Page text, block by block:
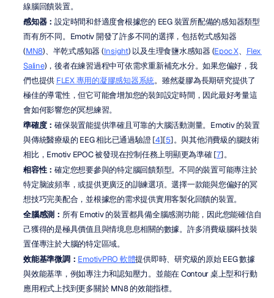
線腦回饋裝置。
感知器： 設定時間和舒適度會根據您的 EEG 裝置所配備的感知器類型
而有所不同。Emotiv 開發了許多不同的選擇，包括乾式感知器
(MN8)、半乾式感知器 (Insight) 以及生理食鹽水感知器 (Epoc X、 Flex
Saline)，後者在練習過程中可依需求重新補充水分。如果您偏好，我
們也提供 FLEX 專用的凝膠感知器系統。雖然凝膠為長期研究提供了
極佳的導電性，但它可能會增加您的裝卸設定時間，因此最好考量這
會如何影響您的冥想練習。
準確度： 確保裝置能提供準確且可靠的大腦活動測量。Emotiv 的裝置
與傳統醫療級的 EEG 相比已通過驗證 [4][5]。與其他消費級的腦技術
相比，Emotiv EPOC 被發現在控制任務上明顯更為準確 [7]。
相容性： 確定您想要參與的特定腦回饋類型。不同的裝置可能專注於
特定脑波頻率，或提供更廣泛的訓練選項。選擇一款能與您偏好的冥
想技巧完美配合，並根據您的需求提供實用客製化回饋的裝置。
全腦感測： 所有 Emotiv 的裝置都具備全腦感測功能，因此您能確信自
己獲得的是極具價值且與情境息息相關的數據。許多消費級腦科技裝
置僅專注於大腦的特定區域。
效能基準微調： EmotivPRO 軟體提供即時、研究級的原始 EEG 數據
與效能基準，例如專注力和認知壓力。並能在 Contour 桌上型和行動
應用程式上找到更多關於 MN8 的效能指標。